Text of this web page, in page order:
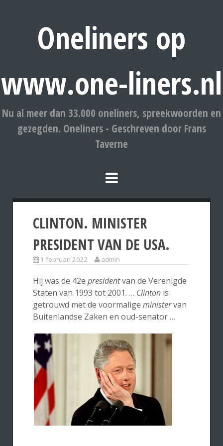
Oneliners op
www.one-liners.nl
Nu al meer dan 33.000 oneliners, spreekwoorden en
gezegden. Oneliners - Geschreven door Frans
Taverne
CLINTON. MINISTER
PRESIDENT VAN DE USA.
1 februari 2022 admin
Hij was de 42e presidentvan de Verenigde
Staten van 1993 tot 2001. … Clinton is
getrouwd met de voormalige ministervan
Buitenlandse Zaken en oud-senator …